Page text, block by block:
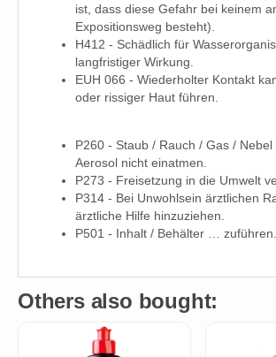
ist, dass diese Gefahr bei keinem
Expositionsweg besteht).
H412 - Schädlich für
langfristiger Wirkung.
EUH 066 - Wiederholter Kontakt
oder rissiger Haut führen.
P260 - Staub / Rauch / Gas /
Aerosol nicht einatmen.
P273 - Freisetzung in die Umwelt
P314 - Bei Unwohlsein ärztlichen
ärztliche Hilfe hinzuziehen.
P501 - Inhalt / Behälter … zuführen.
Others also bought: